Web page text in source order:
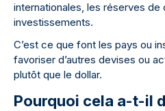
internationales, les réserves de
investissements.
C’est ce que font les pays ou
favoriser d’autres devises ou
plutôt que le dollar.
Pourquoi cela a-t-il